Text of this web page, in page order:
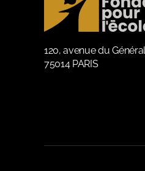
120, avenue du
75014 PARIS